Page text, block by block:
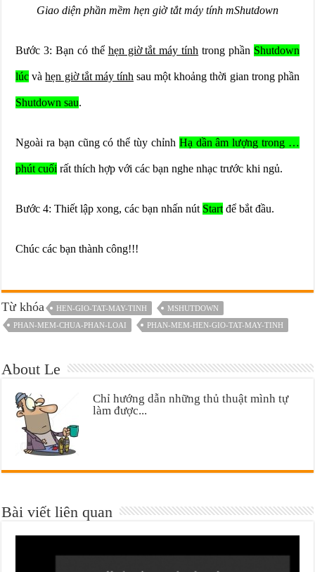
Giao diện phần mềm hẹn giờ tắt máy tính mShutdown
Bước 3: Bạn có thể hẹn giờ tắt máy tính trong phần Shutdown
lúc vàhẹn giờ tắt máy tính sau một khoảng thời gian trong phần
Shutdown sau.
Ngoài ra bạn cũng có thể tùy chỉnh Hạ dần âm lượng trong …
phút cuối rất thích hợp với các bạn nghe nhạc trước khi ngủ.
Bước 4: Thiết lập xong, các bạn nhấn nút Start để bắt đầu.
Chúc các bạn thành công!!!
Từ khóa HEN-GIO-TAT-MAY-TINH
MSHUTDOWN
PHAN-MEM-CHUA-PHAN-LOAI
PHAN-MEM-HEN-GIO-TAT-MAY-TINH
About Le
Chỉ hướng dẫn những thủ thuật mình tự
làm được...
Bài viết liên quan